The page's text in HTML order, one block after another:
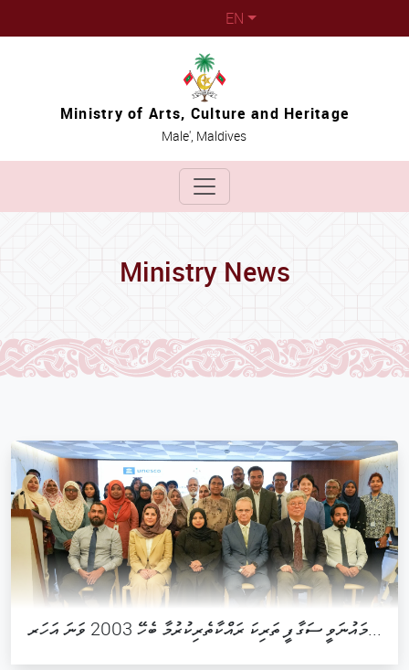
EN
Ministry of Arts, Culture and Heritage
Male', Maldives
Ministry News
މައުނަވީ ސަގާފީ ތަރިކަ ރައްކާތެރިކުރުމާ ބެހޭ 2003 ވަނަ އަހަރ...